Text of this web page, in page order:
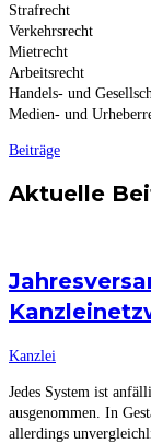
Strafrecht
Verkehrsrecht
Mietrecht
Arbeitsrecht
Handels- und
Medien- und
Beiträge
Aktuelle
Kanzlei
Jedes System ist
ausgenommen. In
allerdings